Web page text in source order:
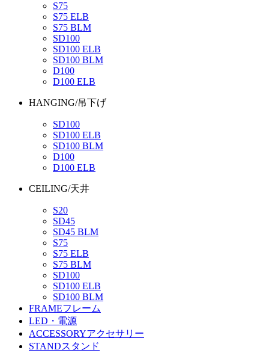
S75
S75 ELB
S75 BLM
SD100
SD100 ELB
SD100 BLM
D100
D100 ELB
HANGING/吊下げ
SD100
SD100 ELB
SD100 BLM
D100
D100 ELB
CEILING/天井
S20
SD45
SD45 BLM
S75
S75 ELB
S75 BLM
SD100
SD100 ELB
SD100 BLM
FRAMEフレーム
LED・電源
ACCESSORYアクセサリー
STANDスタンド